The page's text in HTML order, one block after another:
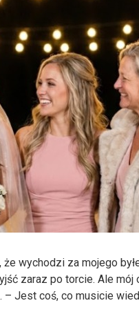
wychodzi za mojego
zaraz po torcie. Ale mój
– Jest coś, co musicie